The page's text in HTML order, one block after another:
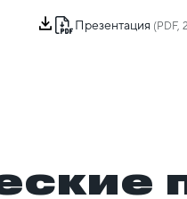
Презентация (PDF,